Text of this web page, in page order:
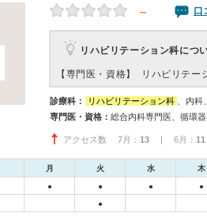
－ 口
リハビリテーション科につ
【専門医・資格】 リハビリテー
診療科： リハビリテーション科
、内
専門医・資格：
アクセス数 7月： 13 | 6月： 11
月 火 水 木
● ● ● ●
●